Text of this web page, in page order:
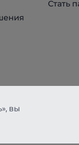
Стать
вы